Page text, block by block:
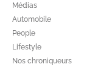
Médias
Automobile
People
Lifestyle
Nos chroniqueurs